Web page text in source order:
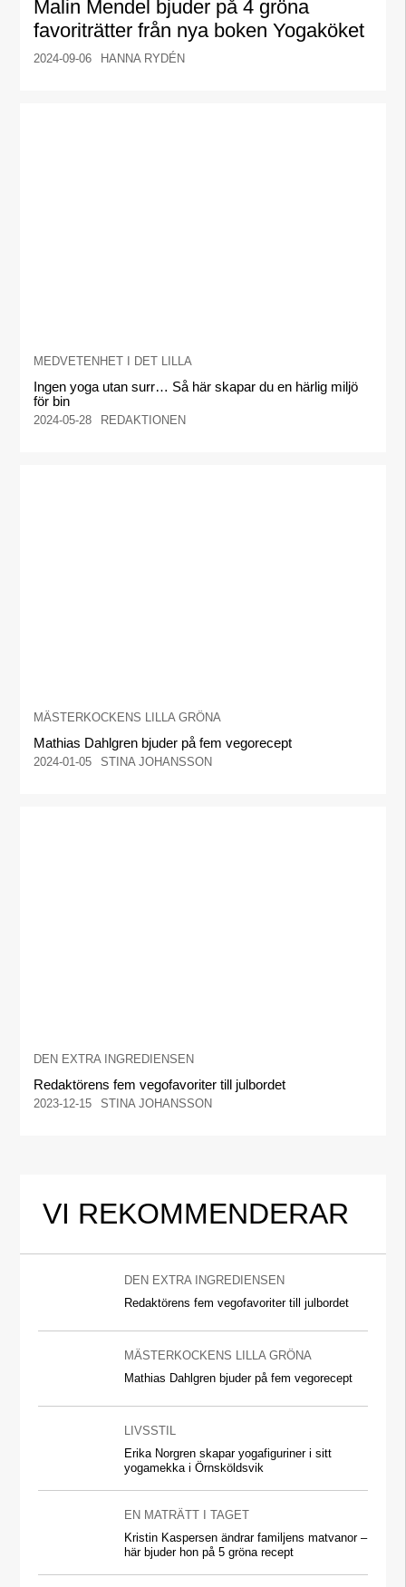
Malin Mendel bjuder på 4 gröna
favoriträtter från nya boken Yogaköket
2024-09-06 HANNA RYDÉN
MEDVETENHET I DET LILLA
Ingen yoga utan surr… Så här skapar du en härlig miljö
för bin
2024-05-28 REDAKTIONEN
MÄSTERKOCKENS LILLA GRÖNA
Mathias Dahlgren bjuder på fem vegorecept
2024-01-05 STINA JOHANSSON
DEN EXTRA INGREDIENSEN
Redaktörens fem vegofavoriter till julbordet
2023-12-15 STINA JOHANSSON
VI REKOMMENDERAR
DEN EXTRA INGREDIENSEN
Redaktörens fem vegofavoriter till julbordet
MÄSTERKOCKENS LILLA GRÖNA
Mathias Dahlgren bjuder på fem vegorecept
LIVSSTIL
Erika Norgren skapar yogafiguriner i sitt
yogamekka i Örnsköldsvik
EN MATRÄTT I TAGET
Kristin Kaspersen ändrar familjens matvanor –
här bjuder hon på 5 gröna recept